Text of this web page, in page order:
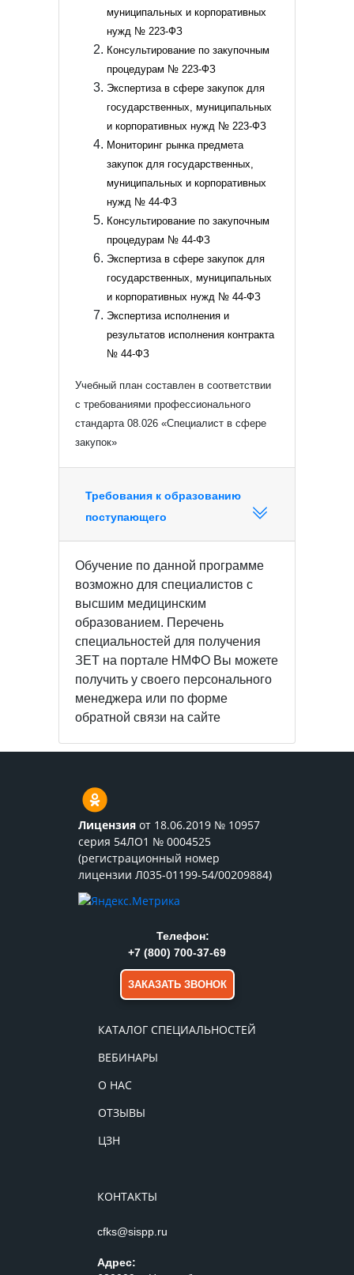
муниципальных и корпоративных
нужд № 223-ФЗ
Консультирование по закупочным
процедурам № 223-ФЗ
Экспертиза в сфере закупок для
государственных, муниципальных
и корпоративных нужд № 223-ФЗ
Мониторинг рынка предмета
закупок для государственных,
муниципальных и корпоративных
нужд № 44-ФЗ
Консультирование по закупочным
процедурам № 44-ФЗ
Экспертиза в сфере закупок для
государственных, муниципальных
и корпоративных нужд № 44-ФЗ
Экспертиза исполнения и
результатов исполнения контракта
№ 44-ФЗ
Учебный план составлен в соответствии
с требованиями профессионального
стандарта 08.026 «Специалист в сфере
закупок»
Требования к образованию
поступающего
Обучение по данной программе
возможно для специалистов с
высшим медицинским
образованием. Перечень
специальностей для получения
ЗЕТ на портале НМФО Вы можете
получить у своего персонального
менеджера или по форме
обратной связи на сайте
Лицензия от 18.06.2019 № 10957
серия 54ЛО1 № 0004525
(регистрационный номер
лицензии Л035-01199-54/00209884)
КАТАЛОГ СПЕЦИАЛЬНОСТЕЙ
ВЕБИНАРЫ
О НАС
ОТЗЫВЫ
ЦЗН
КОНТАКТЫ
cfks@sispp.ru
Адрес:
Телефон:
+7 (800) 700-37-69
ЗАКАЗАТЬ ЗВОНОК